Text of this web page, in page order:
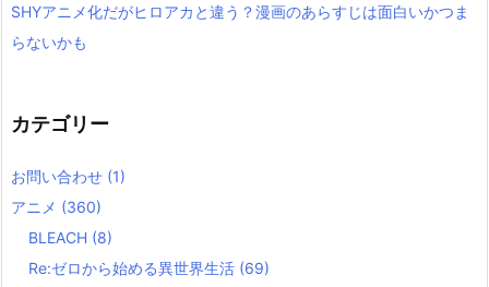
SHYアニメ化だがヒロアカと違う？漫画のあらすじは面白いかつま
らないかも
カテゴリー
お問い合わせ (1)
アニメ (360)
BLEACH (8)
Re:ゼロから始める異世界生活 (69)